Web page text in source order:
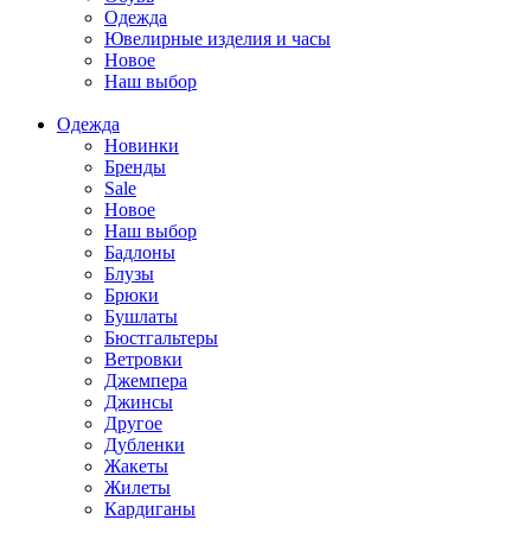
Одежда
Ювелирные изделия и часы
Новое
Наш выбор
Одежда
Новинки
Бренды
Sale
Новое
Наш выбор
Бадлоны
Блузы
Брюки
Бушлаты
Бюстгальтеры
Ветровки
Джемпера
Джинсы
Другое
Дубленки
Жакеты
Жилеты
Кардиганы